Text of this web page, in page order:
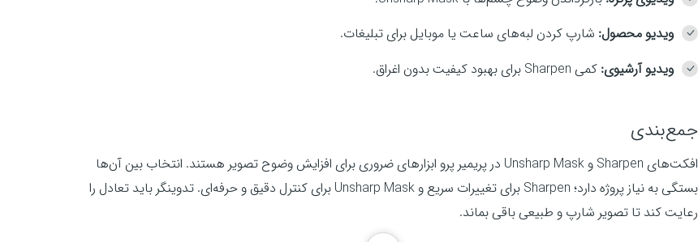
ویدیو محصول: شارپ کردن لبه‌های ساعت یا موبایل برای تبلیغات.
ویدیو آرشیوی: کمی Sharpen برای بهبود کیفیت بدون اغراق.
جمع‌بندی
افکت‌های Sharpen و Unsharp Mask در پریمیر پرو ابزارهای ضروری برای افزایش وضوح تصویر هستند. انتخاب بین آن‌ها
بستگی به نیاز پروژه دارد؛ Sharpen برای تغییرات سریع و Unsharp Mask برای کنترل دقیق و حرفه‌ای. تدوینگر باید تعادل را
رعایت کند تا تصویر شارپ و طبیعی باقی بماند.